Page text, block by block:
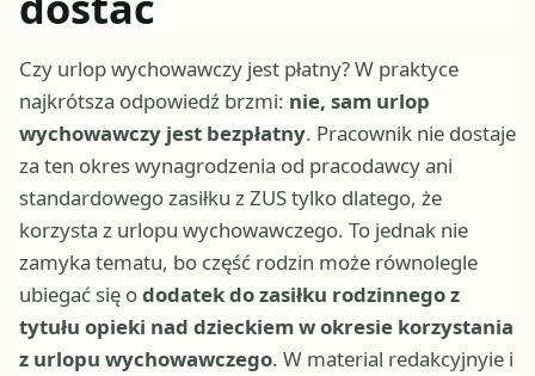
Czy urlop wychowawczy jest płatny? W praktyce
najkrótsza odpowiedź brzmi: nie, sam urlop
wychowawczy jest bezpłatny. Pracownik nie dostaje
za ten okres wynagrodzenia od pracodawcy ani
standardowego zasiłku z ZUS tylko dlatego, że
korzysta z urlopu wychowawczego. To jednak nie
zamyka tematu, bo część rodzin może równolegle
ubiegać się ododatek do zasiłku rodzinnego z
tytułu opieki nad dzieckiem w okresie korzystania
z urlopu wychowawczego. W material redakcyjnyie i